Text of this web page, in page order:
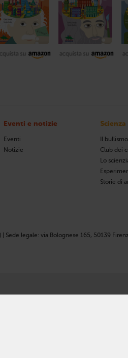
Eventi e notizie
Eventi
Notizie
Il
Club dei
Lo
Storie di
| Sede legale: via Bolognese 165, 50139